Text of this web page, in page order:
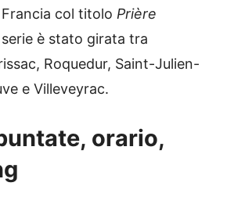
col titolo Prière
serie è stato girata tra
Roquedur, Saint-Julien-
e Villeveyrac.
orario,